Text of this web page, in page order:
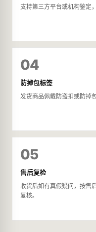
支持第三方平台或机构鉴定
04
防掉包标签
发货商品佩戴防盗扣或防掉
05
售后复检
收货后如有真假疑问，按售
复核。